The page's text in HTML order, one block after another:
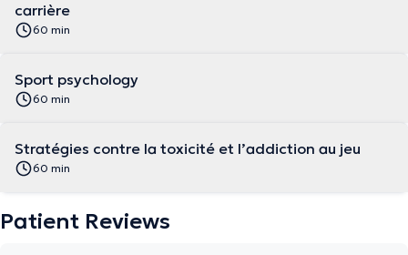
carrière
60 min
Sport psychology
60 min
Stratégies contre la toxicité et l’addiction au jeu
60 min
Patient Reviews